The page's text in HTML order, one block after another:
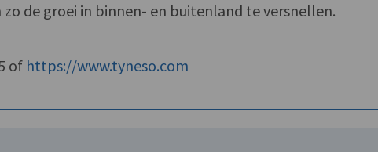
zo de groei in binnen- en buitenland te versnellen.
of https://www.tyneso.com